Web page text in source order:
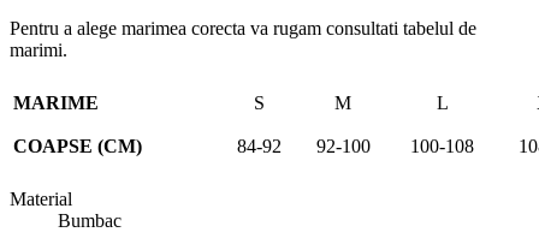
Pentru a alege marimea corecta va rugam consultati tabelul de
marimi.
MARIME S M L
COAPSE (CM) 84-92 92-100 100-108
Material
Bumbac